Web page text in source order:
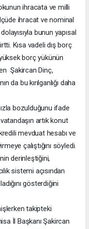
ihracata ve milli
ihracat ve nominal
bunun yapısal
Kısa vadeli dış borç
borç yükünün
Şakircan Dinç,
da bu kırılganlığı daha
bozulduğunu ifade
artık konut
mevduat hesabı ve
çalıştığını söyledi.
derinleştiğini,
sistemi açısından
gösterdiğini
takipteki
İl Başkanı Şakircan